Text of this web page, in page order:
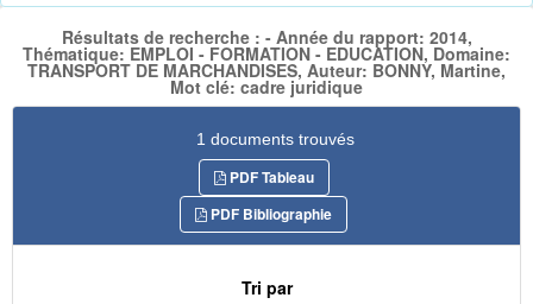
Résultats de recherche : - Année du rapport: 2014,
Thématique: EMPLOI - FORMATION - EDUCATION, Domaine:
TRANSPORT DE MARCHANDISES, Auteur: BONNY, Martine,
Mot clé: cadre juridique
1 documents trouvés
PDF Tableau
PDF Bibliographie
Tri par